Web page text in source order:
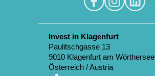
Invest in Klagenfurt
Paulitschgasse 13
9010 Klagenfurt am Wörthersee
Österreich / Austria